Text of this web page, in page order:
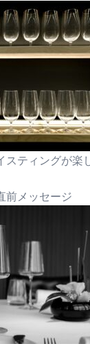
スティングが楽
メッセージ